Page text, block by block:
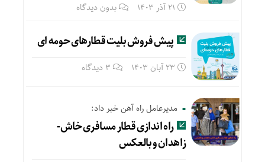
21 آذر 1403 بدون دیدگاه
پیش فروش بلیت قطارهای حومه ای
23 آبان 1403 3 دیدگاه
مدیرعامل راه آهن خبر داد:
راه اندازی قطار مسافری خاش-
زاهدان و بالعکس